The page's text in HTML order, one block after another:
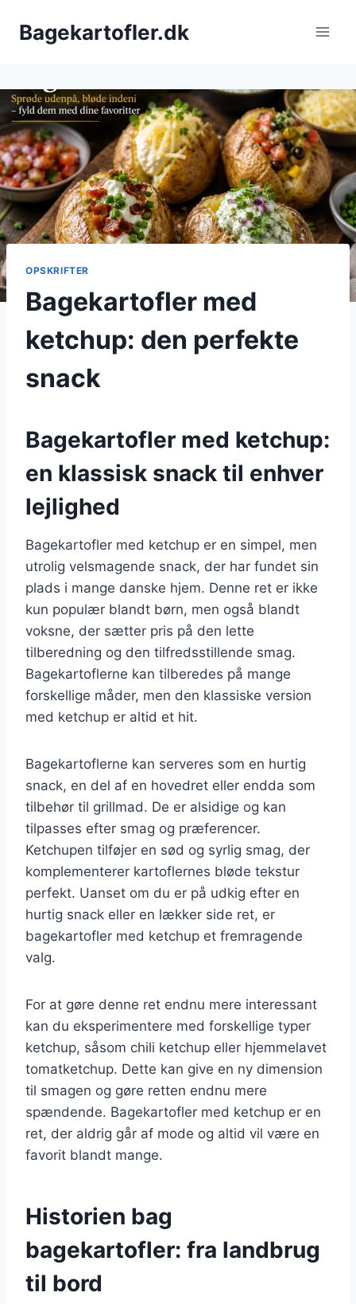
Bagekartofler.dk
OPSKRIFTER
Bagekartofler med
ketchup: den perfekte
snack
Bagekartofler med ketchup:
en klassisk snack til enhver
lejlighed
Bagekartofler med ketchup er en simpel, men
utrolig velsmagende snack, der har fundet sin
plads i mange danske hjem. Denne ret er ikke
kun populær blandt børn, men også blandt
voksne, der sætter pris på den lette
tilberedning og den tilfredsstillende smag.
Bagekartoflerne kan tilberedes på mange
forskellige måder, men den klassiske version
med ketchup er altid et hit.
Bagekartoflerne kan serveres som en hurtig
snack, en del af en hovedret eller endda som
tilbehør til grillmad. De er alsidige og kan
tilpasses efter smag og præferencer.
Ketchupen tilføjer en sød og syrlig smag, der
komplementerer kartoflernes bløde tekstur
perfekt. Uanset om du er på udkig efter en
hurtig snack eller en lækker side ret, er
bagekartofler med ketchup et fremragende
valg.
For at gøre denne ret endnu mere interessant
kan du eksperimentere med forskellige typer
ketchup, såsom chili ketchup eller hjemmelavet
tomatketchup. Dette kan give en ny dimension
til smagen og gøre retten endnu mere
spændende. Bagekartofler med ketchup er en
ret, der aldrig går af mode og altid vil være en
favorit blandt mange.
Historien bag
bagekartofler: fra landbrug
til bord